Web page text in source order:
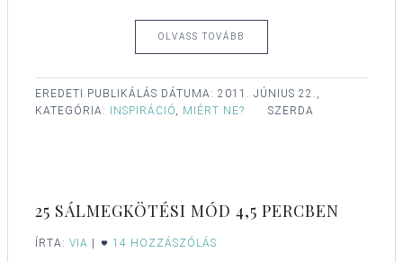
OLVASS TOVÁBB
EREDETI PUBLIKÁLÁS DÁTUMA: 2011. JÚNIUS 22.,
SZERDA
KATEGÓRIA: INSPIRÁCIÓ, MIÉRT NE?
25 SÁLMEGKÖTÉSI MÓD 4,5 PERCBEN
ÍRTA: VIA 14 HOZZÁSZÓLÁS